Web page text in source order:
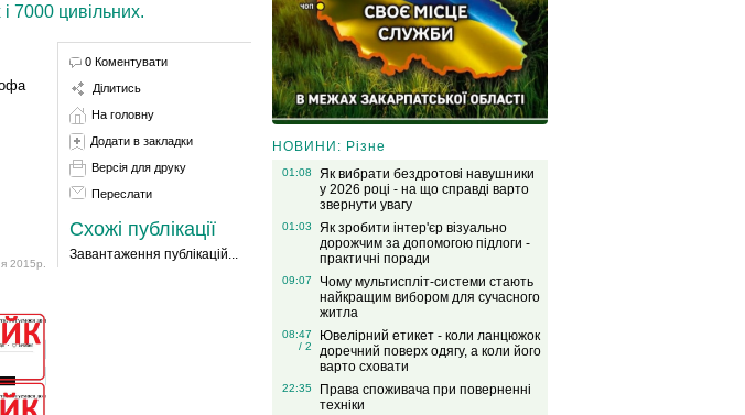
7000 цивільних.
2015р.
0 Коментувати
Ділитись
На головну
Додати в закладки
Версія для друку
Переслати
Схожі публікації
Завантаження публікацій...
НОВИНИ: Різне
01:08
Як вибрати бездротові навушники
у 2026 році - на що справді варто
звернути увагу
01:03
Як зробити інтер'єр візуально
дорожчим за допомогою підлоги -
практичні поради
09:07
Чому мультиспліт-системи стають
найкращим вибором для сучасного
житла
08:47
/ 2
Ювелірний етикет - коли ланцюжок
доречний поверх одягу, а коли його
варто сховати
22:35
Права споживача при поверненні
техніки